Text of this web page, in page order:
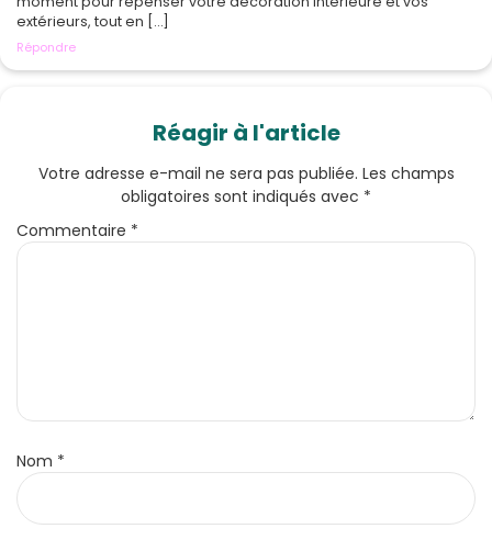
extérieurs, tout en […]
Répondre
Réagir à l'article
Votre adresse e-mail ne sera pas publiée. Les champs
obligatoires sont indiqués avec *
Commentaire *
Nom *